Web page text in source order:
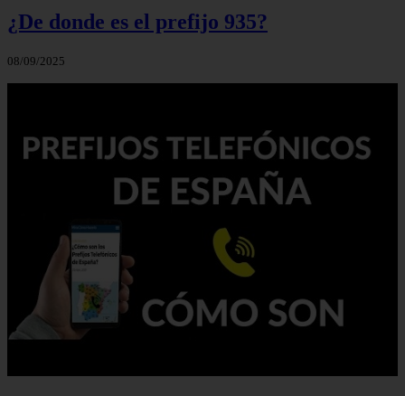
¿De donde es el prefijo 935?
08/09/2025